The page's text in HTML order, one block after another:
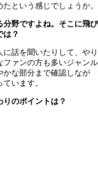
という感じでしょうか。
野ですよね。そこに飛び
は？
話を聞いたりして、やり
ファンの方も多いジャンル
かな部分まで確認しなが
います。
のポイントは？